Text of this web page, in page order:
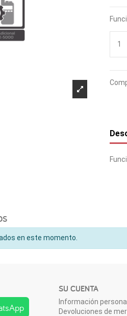
en este momento.
SU CUENTA
Información personal
Devoluciones de